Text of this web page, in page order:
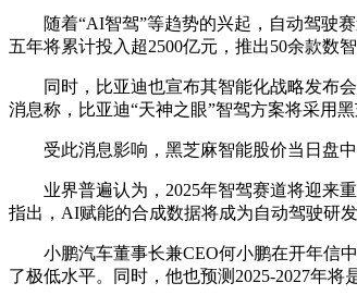
随着“AI智驾”等趋势的兴起，自动驾驶赛
五年将累计投入超2500亿元，推出50余款数
同时，比亚迪也宣布其智能化战略发布会
消息称，比亚迪“天神之眼”智驾方案将采用
受此消息影响，黑芝麻智能股价当日盘中
业界普遍认为，2025年智驾赛道将迎来重
指出，AI赋能的合成数据将成为自动驾驶研发
小鹏汽车董事长兼CEO何小鹏在开年信中
了极低水平。同时，他也预测2025-2027年